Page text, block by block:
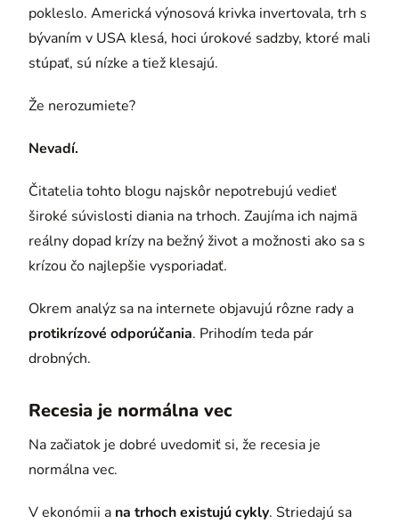
pokleslo. Americká výnosová krivka invertovala, trh s
bývaním v USA klesá, hoci úrokové sadzby, ktoré mali
stúpať, sú nízke a tiež klesajú.
Že nerozumiete?
Nevadí.
Čitatelia tohto blogu najskôr nepotrebujú vedieť
široké súvislosti diania na trhoch. Zaujíma ich najmä
reálny dopad krízy na bežný život a možnosti ako sa s
krízou čo najlepšie vysporiadať.
Okrem analýz sa na internete objavujú rôzne rady a
protikrízové odporúčania. Prihodím teda pár
drobných.
Recesia je normálna vec
Na začiatok je dobré uvedomiť si, že recesia je
normálna vec.
V ekonómii a na trhoch existujú cykly. Striedajú sa